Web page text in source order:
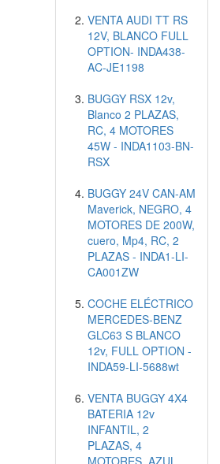
VENTA AUDI TT RS
12V, BLANCO FULL
OPTION- INDA438-
AC-JE1198
BUGGY RSX 12v,
Blanco 2 PLAZAS,
RC, 4 MOTORES
45W - INDA1103-BN-
RSX
BUGGY 24V CAN-AM
Maverick, NEGRO, 4
MOTORES DE 200W,
cuero, Mp4, RC, 2
PLAZAS - INDA1-LI-
CA001ZW
COCHE ELÉCTRICO
MERCEDES-BENZ
GLC63 S BLANCO
12v, FULL OPTION -
INDA59-LI-5688wt
VENTA BUGGY 4X4
BATERIA 12v
INFANTIL, 2
PLAZAS, 4
MOTORES, AZUL,